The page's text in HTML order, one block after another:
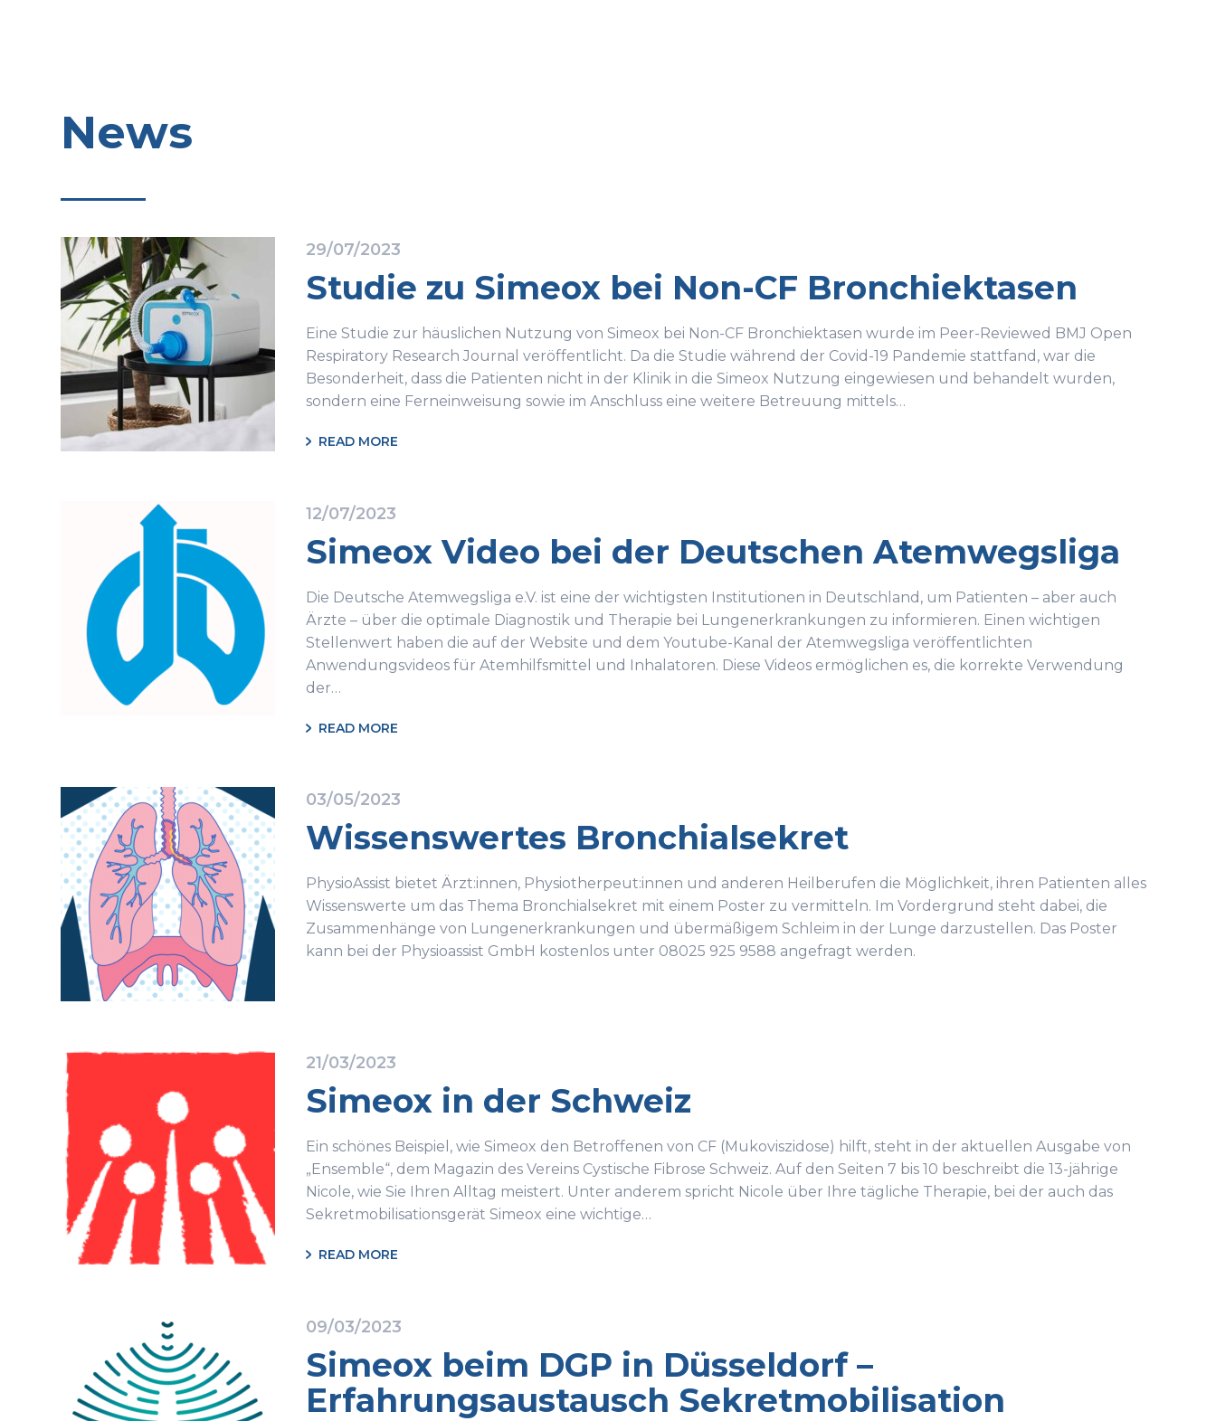
News
29/07/2023
Studie zu Simeox bei Non-CF Bronchiektasen
Eine Studie zur häuslichen Nutzung von Simeox bei Non-CF Bronchiektasen wurde im Peer-Reviewed BMJ Open
Respiratory Research Journal veröffentlicht. Da die Studie während der Covid-19 Pandemie stattfand, war die
Besonderheit, dass die Patienten nicht in der Klinik in die Simeox Nutzung eingewiesen und behandelt wurden,
sondern eine Ferneinweisung sowie im Anschluss eine weitere Betreuung mittels…
READ MORE
12/07/2023
Simeox Video bei der Deutschen Atemwegsliga
Die Deutsche Atemwegsliga e.V. ist eine der wichtigsten Institutionen in Deutschland, um Patienten – aber auch
Ärzte – über die optimale Diagnostik und Therapie bei Lungenerkrankungen zu informieren. Einen wichtigen
Stellenwert haben die auf der Website und dem Youtube-Kanal der Atemwegsliga veröffentlichten
Anwendungsvideos für Atemhilfsmittel und Inhalatoren. Diese Videos ermöglichen es, die korrekte Verwendung
der…
READ MORE
03/05/2023
Wissenswertes Bronchialsekret
PhysioAssist bietet Ärzt:innen, Physiotherpeut:innen und anderen Heilberufen die Möglichkeit, ihren Patienten alles
Wissenswerte um das Thema Bronchialsekret mit einem Poster zu vermitteln. Im Vordergrund steht dabei, die
Zusammenhänge von Lungenerkrankungen und übermäßigem Schleim in der Lunge darzustellen. Das Poster
kann bei der Physioassist GmbH kostenlos unter 08025 925 9588 angefragt werden.
21/03/2023
Simeox in der Schweiz
Ein schönes Beispiel, wie Simeox den Betroffenen von CF (Mukoviszidose) hilft, steht in der aktuellen Ausgabe von
„Ensemble“, dem Magazin des Vereins Cystische Fibrose Schweiz. Auf den Seiten 7 bis 10 beschreibt die 13-jährige
Nicole, wie Sie Ihren Alltag meistert. Unter anderem spricht Nicole über Ihre tägliche Therapie, bei der auch das
Sekretmobilisationsgerät Simeox eine wichtige…
READ MORE
09/03/2023
Simeox beim DGP in Düsseldorf –
Erfahrungsaustausch Sekretmobilisation